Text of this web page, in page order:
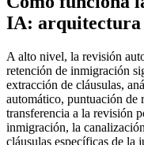
IA: arquitectura
A alto nivel, la revisión
retención de inmigración
extracción de cláusulas,
automático, puntuación de
transferencia a la revisión
inmigración, la
cláusulas específicas de la